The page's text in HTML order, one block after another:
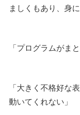
ましくもあり、身
「プログラムがま
「大きく不格好な
動いてくれない」